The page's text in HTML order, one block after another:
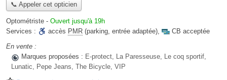
📞 Appeler cet opticien
Optométriste - Ouvert jusqu'à 19h
Services :
accès PMR (parking, entrée adaptée),
CB acceptée
En vente :
Marques proposées : E-protect, La Paresseuse, Le coq sportif,
Lunatic, Pepe Jeans, The Bicycle, VIP